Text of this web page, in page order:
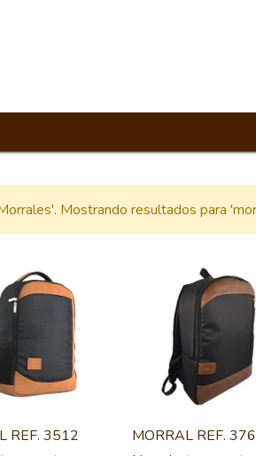
'. Mostrando resultados para '
REF. 3512
MORRAL REF.